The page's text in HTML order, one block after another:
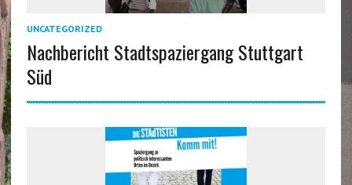
UNCATEGORIZED
Nachbericht Stadtspaziergang Stuttgart
Süd